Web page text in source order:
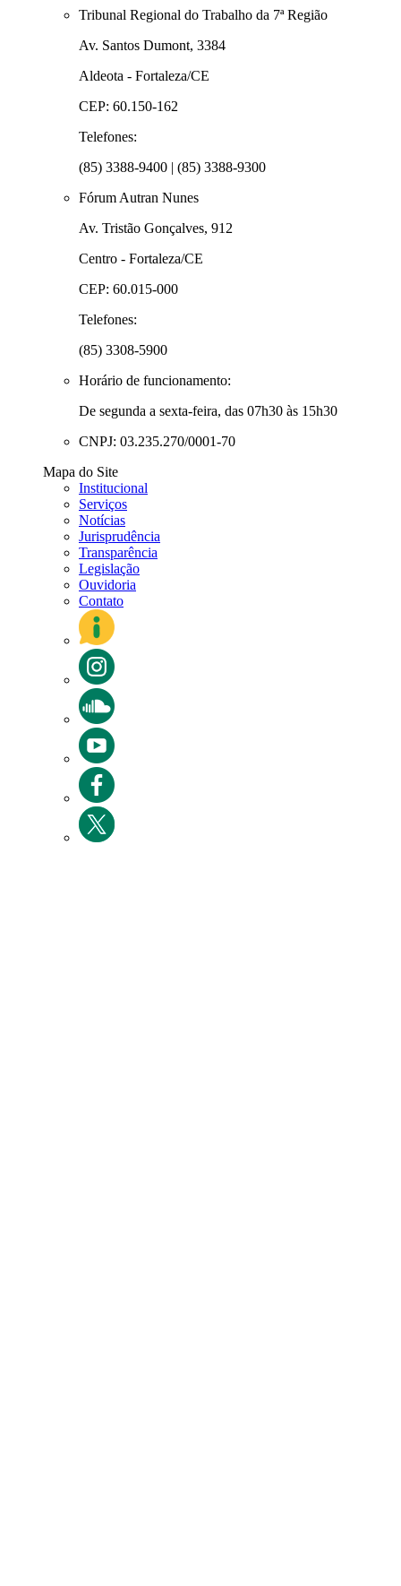
Tribunal Regional do Trabalho da 7ª Região
Av. Santos Dumont, 3384
Aldeota - Fortaleza/CE
CEP: 60.150-162
Telefones:
(85) 3388-9400 | (85) 3388-9300
Fórum Autran Nunes
Av. Tristão Gonçalves, 912
Centro - Fortaleza/CE
CEP: 60.015-000
Telefones:
(85) 3308-5900
Horário de funcionamento:
De segunda a sexta-feira, das 07h30 às 15h30
CNPJ: 03.235.270/0001-70
Mapa do Site
Institucional
Serviços
Notícias
Jurisprudência
Transparência
Legislação
Ouvidoria
Contato